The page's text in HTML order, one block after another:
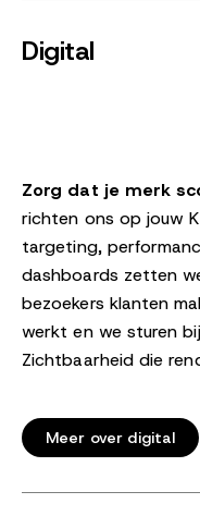
Digital
Zorg dat je merk
richten ons op jouw
targeting,
dashboards zetten
bezoekers klanten
werkt en we sturen
Zichtbaarheid die
Meer over digital